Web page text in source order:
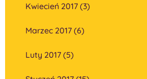
Kwiecień 2017 (3)
Marzec 2017 (6)
Luty 2017 (5)